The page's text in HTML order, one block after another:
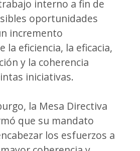
interno a fin de
oportunidades
incremento
la eficiencia, la eficacia,
y la coherencia
iniciativas.
la Mesa Directiva
que su mandato
los esfuerzos a